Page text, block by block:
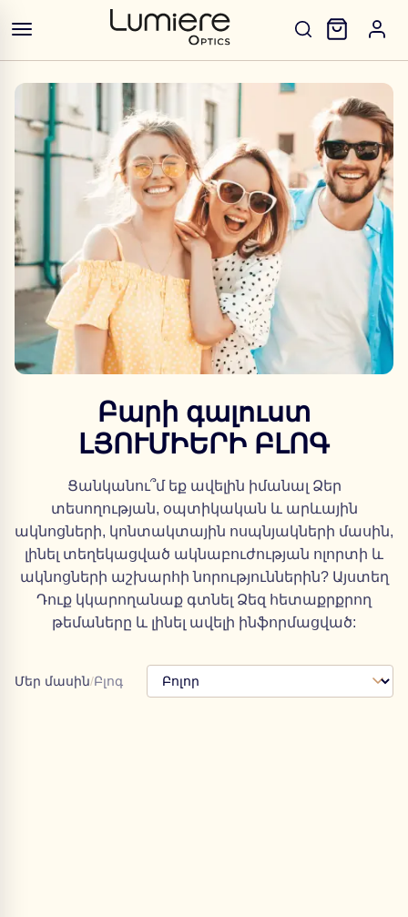
Բարի գալուստ
ԼՅՈՒՄԻԵՐԻ ԲԼՈԳ
Ցանկանու՞մ եք ավելին իմանալ Ձեր
տեսողության, օպտիկական և արևային
ակնոցների, կոնտակտային ոսպնյակների մասին,
լինել տեղեկացված ակնաբուժության ոլորտի և
ակնոցների աշխարհի նորություններին? Այստեղ
Դուք կկարողանաք գտնել Ձեզ հետաքրքրող
թեմաները և լինել ավելի ինֆորմացված:
Մեր մասին/Բլոգ